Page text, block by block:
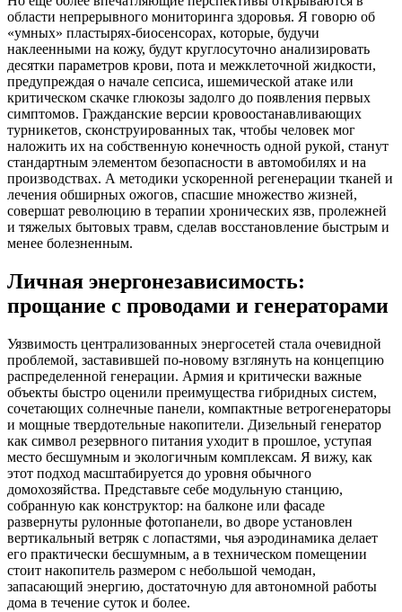
области непрерывного мониторинга здоровья. Я говорю об
«умных» пластырях-биосенсорах, которые, будучи
наклеенными на кожу, будут круглосуточно анализировать
десятки параметров крови, пота и межклеточной жидкости,
предупреждая о начале сепсиса, ишемической атаке или
критическом скачке глюкозы задолго до появления первых
симптомов. Гражданские версии кровоостанавливающих
турникетов, сконструированных так, чтобы человек мог
наложить их на собственную конечность одной рукой, станут
стандартным элементом безопасности в автомобилях и на
производствах. А методики ускоренной регенерации тканей и
лечения обширных ожогов, спасшие множество жизней,
совершат революцию в терапии хронических язв, пролежней
и тяжелых бытовых травм, сделав восстановление быстрым и
менее болезненным.
Личная энергонезависимость:
прощание с проводами и генераторами
Уязвимость централизованных энергосетей стала очевидной
проблемой, заставившей по-новому взглянуть на концепцию
распределенной генерации. Армия и критически важные
объекты быстро оценили преимущества гибридных систем,
сочетающих солнечные панели, компактные ветрогенераторы
и мощные твердотельные накопители. Дизельный генератор
как символ резервного питания уходит в прошлое, уступая
место бесшумным и экологичным комплексам. Я вижу, как
этот подход масштабируется до уровня обычного
домохозяйства. Представьте себе модульную станцию,
собранную как конструктор: на балконе или фасаде
развернуты рулонные фотопанели, во дворе установлен
вертикальный ветряк с лопастями, чья аэродинамика делает
его практически бесшумным, а в техническом помещении
стоит накопитель размером с небольшой чемодан,
запасающий энергию, достаточную для автономной работы
дома в течение суток и более.